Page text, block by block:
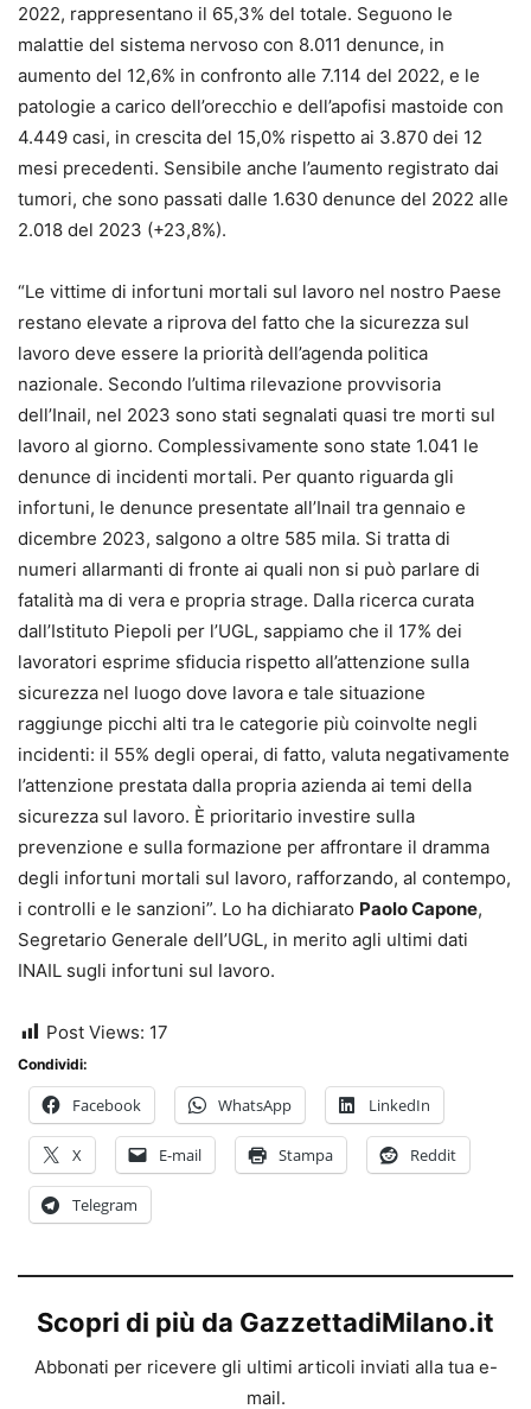
2022, rappresentano il 65,3% del totale. Seguono le
malattie del sistema nervoso con 8.011 denunce, in
aumento del 12,6% in confronto alle 7.114 del 2022, e le
patologie a carico dell’orecchio e dell’apofisi mastoide con
4.449 casi, in crescita del 15,0% rispetto ai 3.870 dei 12
mesi precedenti. Sensibile anche l’aumento registrato dai
tumori, che sono passati dalle 1.630 denunce del 2022 alle
2.018 del 2023 (+23,8%).
“Le vittime di infortuni mortali sul lavoro nel nostro Paese
restano elevate a riprova del fatto che la sicurezza sul
lavoro deve essere la priorità dell’agenda politica
nazionale. Secondo l’ultima rilevazione provvisoria
dell’Inail, nel 2023 sono stati segnalati quasi tre morti sul
lavoro al giorno. Complessivamente sono state 1.041 le
denunce di incidenti mortali. Per quanto riguarda gli
infortuni, le denunce presentate all’Inail tra gennaio e
dicembre 2023, salgono a oltre 585 mila. Si tratta di
numeri allarmanti di fronte ai quali non si può parlare di
fatalità ma di vera e propria strage. Dalla ricerca curata
dall’Istituto Piepoli per l’UGL, sappiamo che il 17% dei
lavoratori esprime sfiducia rispetto all’attenzione sulla
sicurezza nel luogo dove lavora e tale situazione
raggiunge picchi alti tra le categorie più coinvolte negli
incidenti: il 55% degli operai, di fatto, valuta negativamente
l’attenzione prestata dalla propria azienda ai temi della
sicurezza sul lavoro. È prioritario investire sulla
prevenzione e sulla formazione per affrontare il dramma
degli infortuni mortali sul lavoro, rafforzando, al contempo,
i controlli e le sanzioni”. Lo ha dichiarato Paolo Capone,
Segretario Generale dell’UGL, in merito agli ultimi dati
INAIL sugli infortuni sul lavoro.
Post Views: 17
Condividi:
Facebook WhatsApp LinkedIn
X E-mail Stampa Reddit
Telegram
Scopri di più da GazzettadiMilano.it
Abbonati per ricevere gli ultimi articoli inviati alla tua e-
mail.